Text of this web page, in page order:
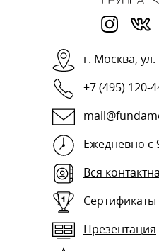
г. Москва,
+7 (495) 120-
Ежедневно с
Вся
Сертификаты
Презентация